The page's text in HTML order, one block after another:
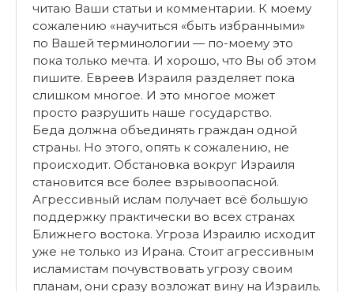
читаю Ваши статьи и комментарии. К моему
сожалению «научиться «быть избранными»
по Вашей терминологии — по-моему это
пока только мечта. И хорошо, что Вы об этом
пишите. Евреев Израиля разделяет пока
слишком многое. И это многое может
просто разрушить наше государство.
Беда должна объединять граждан одной
страны. Но этого, опять к сожалению, не
происходит. Обстановка вокруг Израиля
становится все более взрывоопасной.
Агрессивный ислам получает всё большую
поддержку практически во всех странах
Ближнего востока. Угроза Израилю исходит
уже не только из Ирана. Стоит агрессивным
исламистам почувствовать угрозу своим
планам, они сразу возложат вину на Израиль.